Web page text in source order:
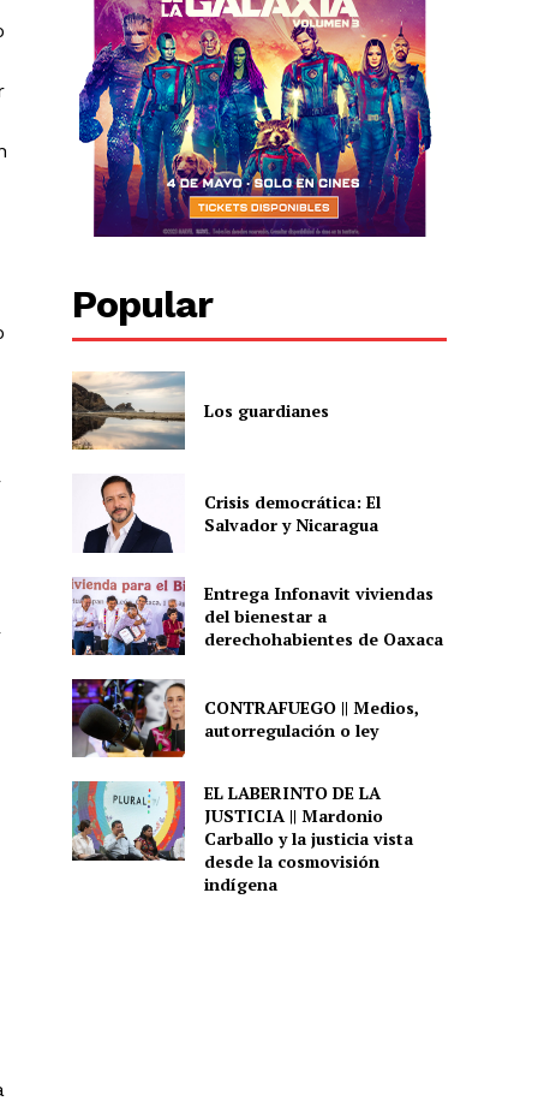
Popular
Los guardianes
Crisis democrática: El
Salvador y Nicaragua
Entrega Infonavit viviendas
del bienestar a
derechohabientes de Oaxaca
CONTRAFUEGO || Medios,
autorregulación o ley
EL LABERINTO DE LA
JUSTICIA || Mardonio
Carballo y la justicia vista
desde la cosmovisión
indígena